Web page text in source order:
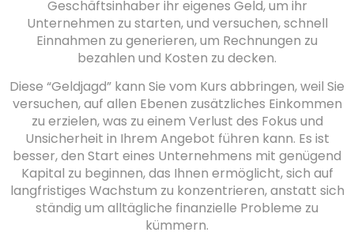
Geschäftsinhaber ihr eigenes Geld, um ihr
Unternehmen zu starten, und versuchen, schnell
Einnahmen zu generieren, um Rechnungen zu
bezahlen und Kosten zu decken.
Diese “Geldjagd” kann Sie vom Kurs abbringen, weil Sie
versuchen, auf allen Ebenen zusätzliches Einkommen
zu erzielen, was zu einem Verlust des Fokus und
Unsicherheit in Ihrem Angebot führen kann. Es ist
besser, den Start eines Unternehmens mit genügend
Kapital zu beginnen, das Ihnen ermöglicht, sich auf
langfristiges Wachstum zu konzentrieren, anstatt sich
ständig um alltägliche finanzielle Probleme zu
kümmern.